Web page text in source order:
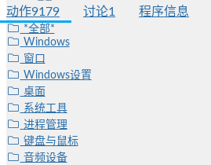
动作9179 讨论1 程序信息
*全部*
Windows
窗口
Windows设置
桌面
系统工具
进程管理
键盘与鼠标
音频设备